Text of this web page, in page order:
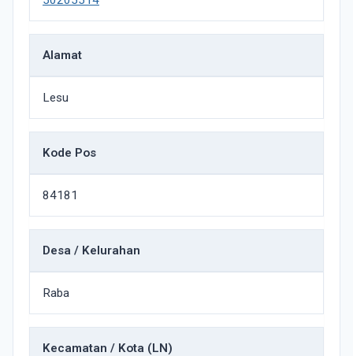
Alamat
Lesu
Kode Pos
84181
Desa / Kelurahan
Raba
Kecamatan / Kota (LN)